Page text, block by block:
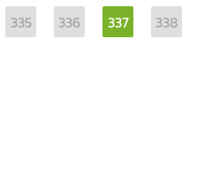
335 336 337 338